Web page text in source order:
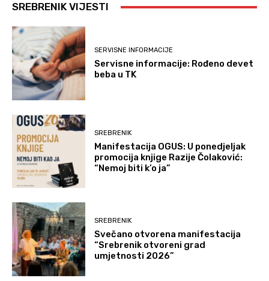
SREBRENIK VIJESTI
SERVISNE INFORMACIJE
Servisne informacije: Rođeno devet
beba u TK
SREBRENIK
Manifestacija OGUS: U ponedjeljak
promocija knjige Razije Čolaković:
“Nemoj biti k’o ja”
SREBRENIK
Svečano otvorena manifestacija
“Srebrenik otvoreni grad
umjetnosti 2026”